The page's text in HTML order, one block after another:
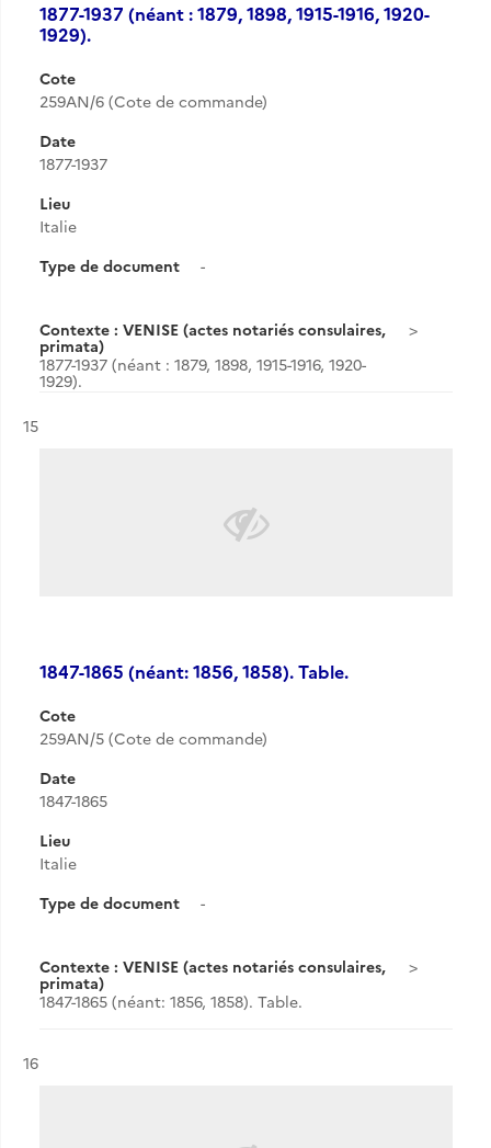
1877-1937 (néant : 1879, 1898, 1915-1916, 1920-
1929).
Cote
259AN/6 (Cote de commande)
Date
1877-1937
Lieu
Italie
Type de document
-
Contexte : VENISE (actes notariés consulaires,
primata)
1877-1937 (néant : 1879, 1898, 1915-1916, 1920-
1929).
Résultat n°
15
1847-1865 (néant: 1856, 1858). Table.
Cote
259AN/5 (Cote de commande)
Date
1847-1865
Lieu
Italie
Type de document
-
Contexte : VENISE (actes notariés consulaires,
primata)
1847-1865 (néant: 1856, 1858). Table.
Résultat n°
16